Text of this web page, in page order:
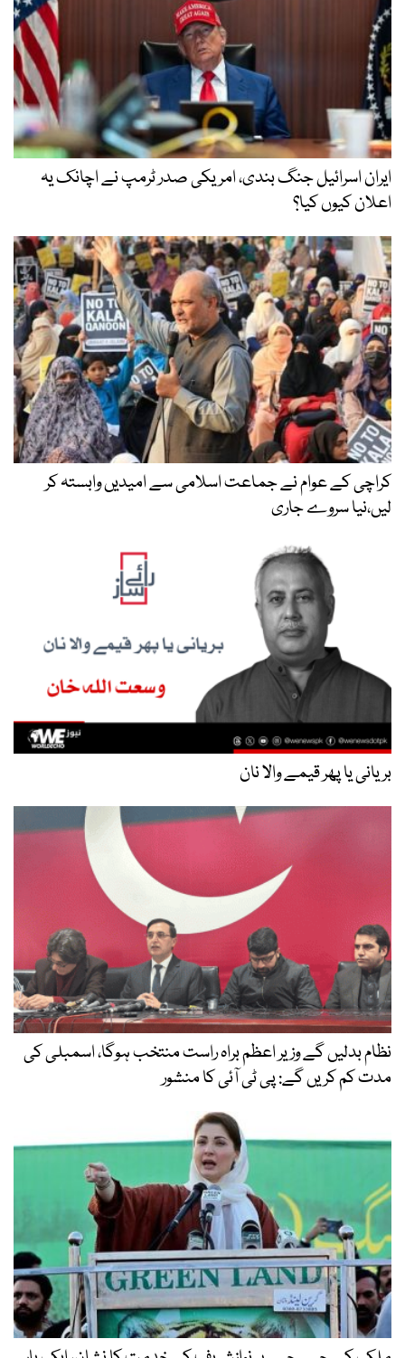
ایران اسرائیل جنگ بندی، امریکی صدر ٹرمپ نے اچانک یہ
اعلان کیوں کیا؟
کراچی کے عوام نے جماعت اسلامی سے امیدیں وابستہ کر
لیں،نیا سروے جاری
بریانی یا پھر قیمے والا نان
نظام بدلیں گے وزیر اعظم براہ راست منتخب ہوگا، اسمبلی کی
مدت کم کریں گے: پی ٹی آئی کا منشور